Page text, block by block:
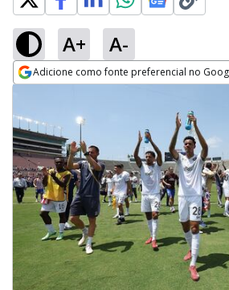
A+ A-
Adicione como fonte preferencial no